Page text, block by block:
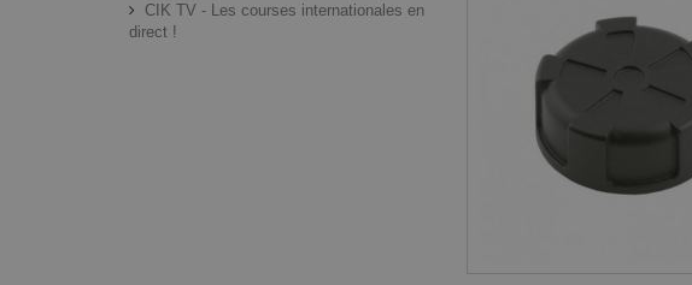
CIK TV - Les courses internationales en
direct !